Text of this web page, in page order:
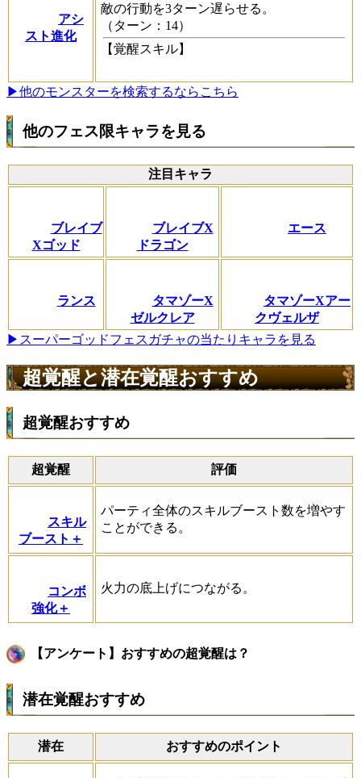
アシ
スト進化
敵の行動を3ターン遅らせる。
（ターン：14）
【覚醒スキル】
▶他のモンスターを検索するならこちら
他のフェス限キャラを見る
注目キャラ
ブレイブ
Xゴッド
ブレイブX
ドラゴン
エース
ランス
タマゾーX
ゼルクレア
タマゾーXアー
クヴェルザ
▶スーパーゴッドフェスガチャの当たりキャラを見る
超覚醒と潜在覚醒おすすめ
超覚醒おすすめ
超覚醒 評価
スキル
ブースト＋
パーティ全体のスキルブースト数を増やす
ことができる。
コンボ
強化＋
火力の底上げにつながる。
【アンケート】おすすめの超覚醒は？
潜在覚醒おすすめ
潜在 おすすめのポイント